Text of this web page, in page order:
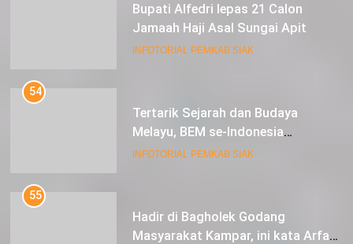
Bupati Alfedri lepas 21 Calon
Jamaah Haji Asal Sungai Apit
INFOTORIAL PEMKAB SIAK
54
Tertarik Sejarah dan Budaya
Melayu, BEM se-Indonesia
Berkunjung ke Kabupaten Siak
INFOTORIAL PEMKAB SIAK
55
Hadir di Bagholek Godang
Masyarakat Kampar, ini kata Arfan